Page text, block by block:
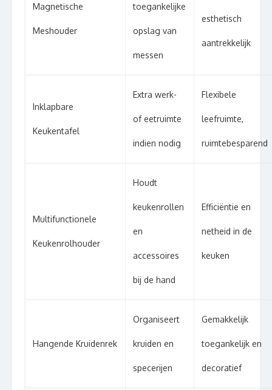
Magnetische
Meshouder
toegankelijke
opslag van
messen
esthetisch
aantrekkelijk
Inklapbare
Keukentafel
Extra werk-
of eetruimte
indien nodig
Flexibele
leefruimte,
ruimtebesparend
Multifunctionele
Keukenrolhouder
Houdt
keukenrollen
en
accessoires
bij de hand
Efficiëntie en
netheid in de
keuken
Hangende Kruidenrek
Organiseert
kruiden en
specerijen
Gemakkelijk
toegankelijk en
decoratief